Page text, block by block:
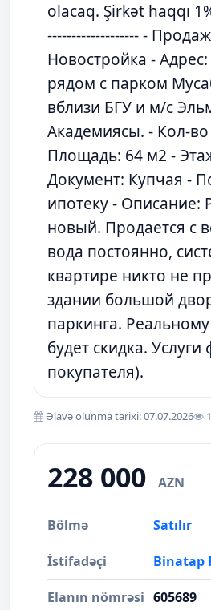
olacaq. Şirkət haqqı
------------------- -
Новостройка -
рядом с парком
вблизи БГУ и м/с
Академиясы. - Кол-
Площадь: 64 м2 -
Документ: Купчая -
ипотеку - Описание:
новый. Продается с
вода постоянно,
квартире никто не
здании большой
паркинга.
будет скидка.
покупателя).
Əlavə olunma tarixi: 07.07.2026
228 000 AZN
Bölmə Satılır
İstifadəçi Binatap
Elanın nömrəsi 605689